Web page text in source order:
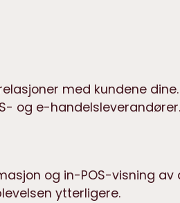
med kundene dine.
og e-handelsleverandører.
og in-POS-visning av
ytterligere.